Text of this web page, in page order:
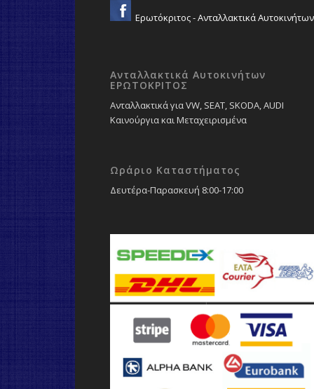
Ερωτόκριτος - Ανταλλακτικά Αυτοκινήτων
Ανταλλακτικά Αυτοκινήτων
ΕΡΩΤΟΚΡΙΤΟΣ
Ανταλλακτικά για VW, SEAT, SKODA, AUDI
Καινούργια και Μεταχειρισμένα
Ωράριο Καταστήματος
Δευτέρα-Παρασκευή 8:00-17:00